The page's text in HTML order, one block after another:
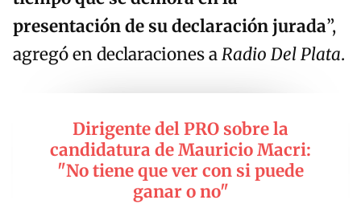
presentación de su declaración jurada”,
agregó en declaraciones aRadio Del Plata.
Dirigente del PRO sobre la
candidatura de Mauricio Macri:
"No tiene que ver con si puede
ganar o no"